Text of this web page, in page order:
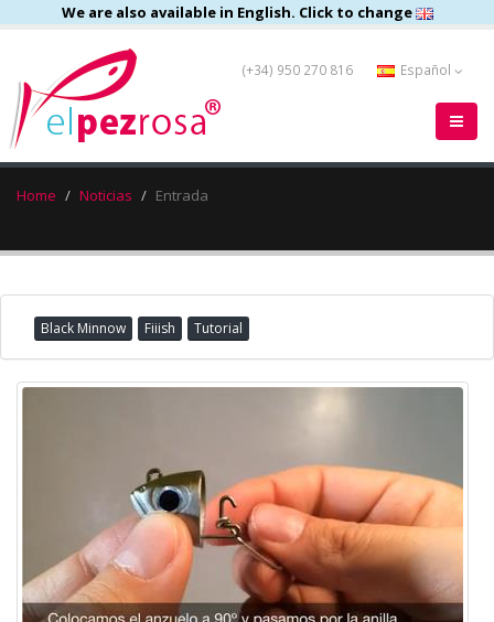
We are also available in English. Click to change
(+34) 950 270 816 Español
Home Noticias Entrada
Black Minnow Fiiish Tutorial